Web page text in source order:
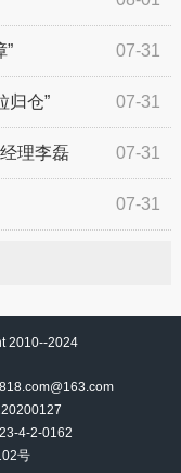
07-31
”
07-31
归仓”
07-31
理李磊
07-31
2010--2024
4-2-0162
号